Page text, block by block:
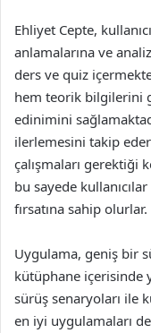
Ehliyet Cepte,
anlamalarına ve
ders ve quiz
hem teorik bilgilerini
edinimini
ilerlemesini takip
çalışmaları gerektiği
bu sayede
fırsatına sahip olurlar.
Uygulama, geniş bir
kütüphane içerisinde
sürüş senaryoları ile
en iyi uygulamaları